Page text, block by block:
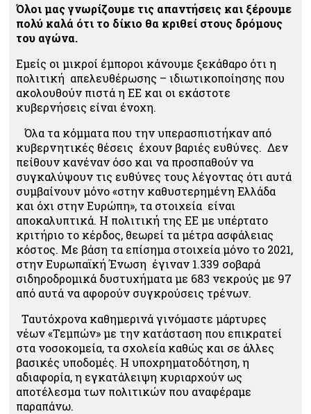
Όλοι μας γνωρίζουμε τις απαντήσεις και ξέρουμε
πολύ καλά ότι το δίκιο θα κριθεί στους δρόμους
του αγώνα.
Εμείς οι μικροί έμποροι κάνουμε ξεκάθαρο ότι η
πολιτική απελευθέρωσης – ιδιωτικοποίησης που
ακολουθούν πιστά η ΕΕ και οι εκάστοτε
κυβερνήσεις είναι ένοχη.
Όλα τα κόμματα που την υπερασπιστήκαν από
κυβερνητικές θέσεις έχουν βαριές ευθύνες. Δεν
πείθουν κανέναν όσο και να προσπαθούν να
συγκαλύψουν τις ευθύνες τους λέγοντας ότι αυτά
συμβαίνουν μόνο «στην καθυστερημένη Ελλάδα
και όχι στην Ευρώπη», τα στοιχεία είναι
αποκαλυπτικά. Η πολιτική της ΕΕ με υπέρτατο
κριτήριο το κέρδος, θεωρεί τα μέτρα ασφάλειας
κόστος. Με βάση τα επίσημα στοιχεία μόνο το 2021,
στην Ευρωπαϊκή Ένωση έγιναν 1.339 σοβαρά
σιδηροδρομικά δυστυχήματα με 683 νεκρούς με 97
από αυτά να αφορούν συγκρούσεις τρένων.
Ταυτόχρονα καθημερινά γινόμαστε μάρτυρες
νέων «Τεμπών» με την κατάσταση που επικρατεί
στα νοσοκομεία, τα σχολεία καθώς και σε άλλες
βασικές υποδομές. Η υποχρηματοδότηση, η
αδιαφορία, η εγκατάλειψη κυριαρχούν ως
αποτέλεσμα των πολιτικών που αναφέραμε
παραπάνω.